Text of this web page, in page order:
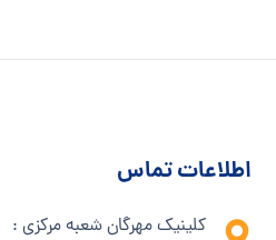
اطلاعات تماس
کلینیک مهرگان شعبه مرکزی :